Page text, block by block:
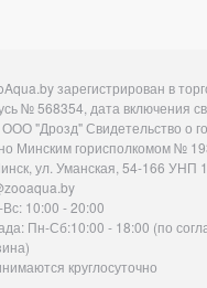
зарегистрирован в
№ 568354, дата включения
"Дрозд" Свидетельство о
Минским горисполкомом №
ул. Уманская, 54-166 УНП
10:00 - 20:00
Пн-Сб:10:00 - 18:00 (по
круглосуточно